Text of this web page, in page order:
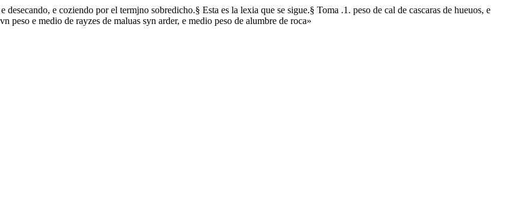
e coziendo por el termjno sobredicho.§ Esta es la lexia que se sigue.§ Toma .1. peso de cal de cascaras de hueuos, e
peso e medio de rayzes de maluas syn arder, e medio peso de alumbre de roca»